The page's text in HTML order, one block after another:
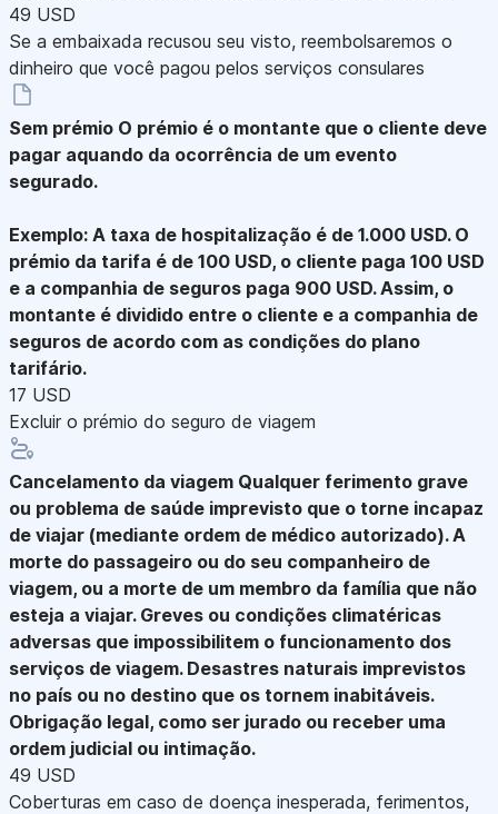
49 USD
Se a embaixada recusou seu visto, reembolsaremos o
dinheiro que você pagou pelos serviços consulares
Sem prémio O prémio é o montante que o cliente deve
pagar aquando da ocorrência de um evento
segurado.
Exemplo: A taxa de hospitalização é de 1.000 USD. O
prémio da tarifa é de 100 USD, o cliente paga 100 USD
e a companhia de seguros paga 900 USD. Assim, o
montante é dividido entre o cliente e a companhia de
seguros de acordo com as condições do plano
tarifário.
17 USD
Excluir o prémio do seguro de viagem
Cancelamento da viagem Qualquer ferimento grave
ou problema de saúde imprevisto que o torne incapaz
de viajar (mediante ordem de médico autorizado). A
morte do passageiro ou do seu companheiro de
viagem, ou a morte de um membro da família que não
esteja a viajar. Greves ou condições climatéricas
adversas que impossibilitem o funcionamento dos
serviços de viagem. Desastres naturais imprevistos
no país ou no destino que os tornem inabitáveis.
Obrigação legal, como ser jurado ou receber uma
ordem judicial ou intimação.
49 USD
Coberturas em caso de doença inesperada, ferimentos,